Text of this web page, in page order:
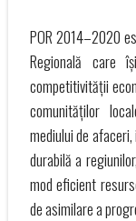
POR 2014–2020
Regională care
competitivității
comunităților
mediului de
durabilă a
mod eficient
de asimilare a